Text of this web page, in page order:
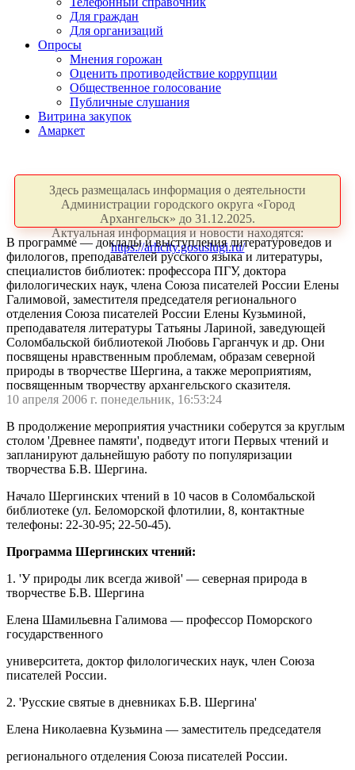
Для граждан
Для организаций
Опросы
Мнения горожан
Оценить противодействие коррупции
Общественное голосование
Публичные слушания
Витрина закупок
Амаркет
Здесь размещалась информация о деятельности
Администрации городского округа «Город
Архангельск» до 31.12.2025.
Актуальная информация и новости находятся:
https://arhcity.gosuslugi.ru/
В программе — доклады и выступления литературоведов и
филологов, преподавателей русского языка и литературы,
специалистов библиотек: профессора ПГУ, доктора
филологических наук, члена Союза писателей России Елены
Галимовой, заместителя председателя регионального
отделения Союза писателей России Елены Кузьминой,
преподавателя литературы Татьяны Лариной, заведующей
Соломбальской библиотекой Любовь Гарганчук и др. Они
посвящены нравственным проблемам, образам северной
природы в творчестве Шергина, а также мероприятиям,
посвященным творчеству архангельского сказителя.
10 апреля 2006 г. понедельник, 16:53:24
В продолжение мероприятия участники соберутся за круглым
столом 'Древнее памяти', подведут итоги Первых чтений и
запланируют дальнейшую работу по популяризации
творчества Б.В. Шергина.
Начало Шергинских чтений в 10 часов в Соломбальской
библиотеке (ул. Беломорской флотилии, 8, контактные
телефоны: 22-30-95; 22-50-45).
Программа Шергинских чтений:
1. 'У природы лик всегда живой' — северная природа в
творчестве Б.В. Шергина
Елена Шамильевна Галимова — профессор Поморского
государственного
университета, доктор филологических наук, член Союза
писателей России.
2. 'Русские святые в дневниках Б.В. Шергина'
Елена Николаевна Кузьмина — заместитель председателя
регионального отделения Союза писателей России.